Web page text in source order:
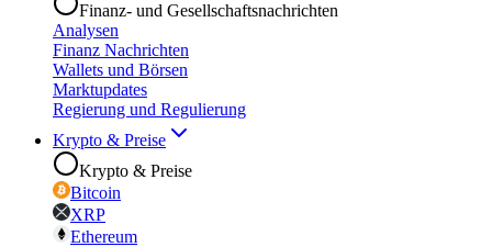
Finanz- und Gesellschaftsnachrichten
Analysen
Finanz Nachrichten
Wallets und Börsen
Marktupdates
Regierung und Regulierung
Krypto & Preise
Krypto & Preise
Bitcoin
XRP
Ethereum